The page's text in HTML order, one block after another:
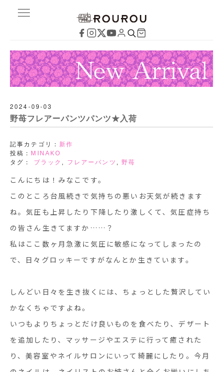
2024-09-03
野苺フレアーパンツパンツ★入荷
記事カテゴリ： 新作
投稿： MINAKO
タグ： ブラック フレアーパンツ ,野苺
こんにちは！みなこです。
このところ台風続きで気持ちの悪いお天気が続きます
ね。気圧も上昇したり下降したり激しくて、気圧症持ち
の皆さん生きてますか……？
私はここ数ヶ月急激に気圧に敏感になってしまったの
で、日々グロッキーですがなんとか生きています。
しんどい日々を生き抜くには、ちょっとした贅沢してい
かなくちゃですよね。
いつもよりちょっとだけ良いものを食べたり、デザート
を追加したり、マッサージやエステに行って癒された
り、美容室やネイルサロンにいって綺麗にしたり。今月